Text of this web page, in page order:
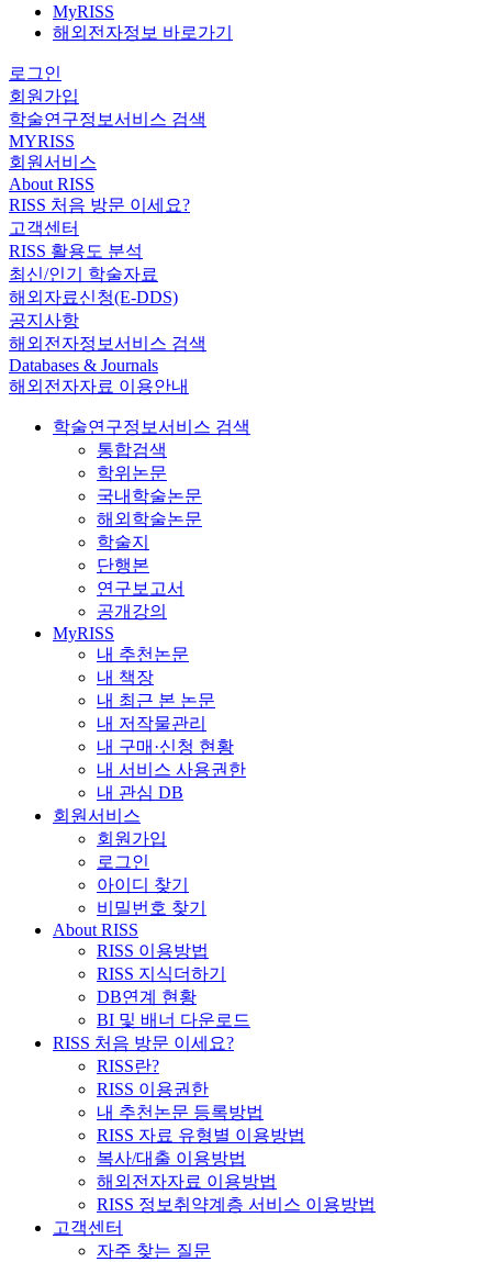
MyRISS
해외전자정보 바로가기
로그인
회원가입
학술연구정보서비스 검색
MYRISS
회원서비스
About RISS
RISS 처음 방문 이세요?
고객센터
RISS 활용도 분석
최신/인기 학술자료
해외자료신청(E-DDS)
공지사항
해외전자정보서비스 검색
Databases & Journals
해외전자자료 이용안내
학술연구정보서비스 검색
통합검색
학위논문
국내학술논문
해외학술논문
학술지
단행본
연구보고서
공개강의
MyRISS
내 추천논문
내 책장
내 최근 본 논문
내 저작물관리
내 구매·신청 현황
내 서비스 사용권한
내 관심 DB
회원서비스
회원가입
로그인
아이디 찾기
비밀번호 찾기
About RISS
RISS 이용방법
RISS 지식더하기
DB연계 현황
BI 및 배너 다운로드
RISS 처음 방문 이세요?
RISS란?
RISS 이용권한
내 추천논문 등록방법
RISS 자료 유형별 이용방법
복사/대출 이용방법
해외전자자료 이용방법
RISS 정보취약계층 서비스 이용방법
고객센터
자주 찾는 질문